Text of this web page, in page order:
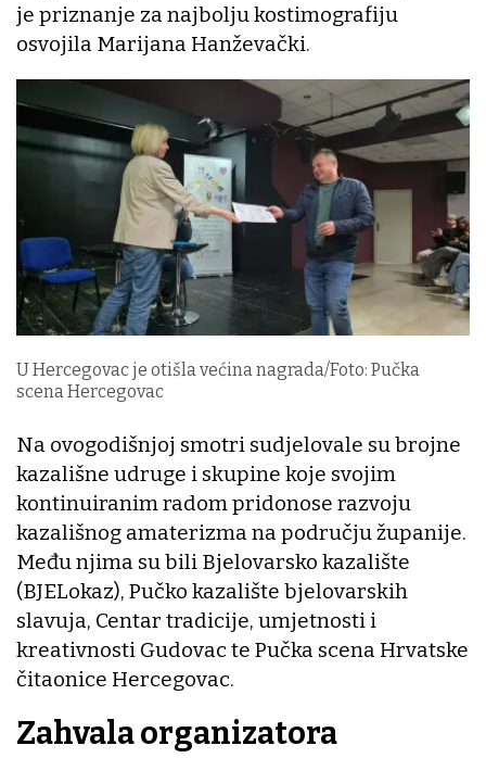
je priznanje za najbolju kostimografiju
osvojila Marijana Hanževački.
U Hercegovac je otišla većina nagrada/Foto: Pučka
scena Hercegovac
Na ovogodišnjoj smotri sudjelovale su brojne
kazališne udruge i skupine koje svojim
kontinuiranim radom pridonose razvoju
kazališnog amaterizma na području županije.
Među njima su bili Bjelovarsko kazalište
(BJELokaz), Pučko kazalište bjelovarskih
slavuja, Centar tradicije, umjetnosti i
kreativnosti Gudovac te Pučka scena Hrvatske
čitaonice Hercegovac.
Zahvala organizatora